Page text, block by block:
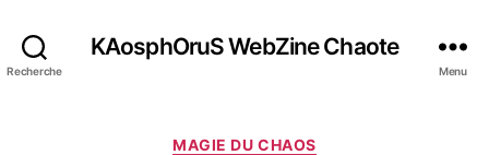
Recherche
KAosphOruS WebZine Chaote
Menu
C
MAGIE DU CHAOS